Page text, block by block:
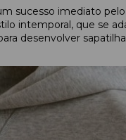
sucesso imediato
intemporal, que se
desenvolver